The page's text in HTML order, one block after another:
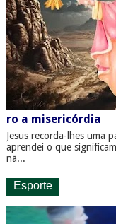
ro a misericórdia
Jesus recorda-lhes uma
aprendei o que
nã...
Esporte